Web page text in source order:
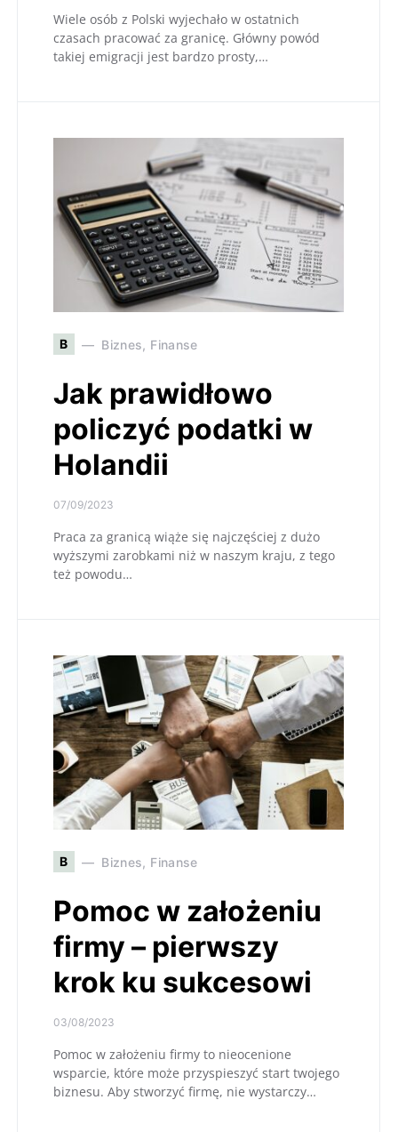
Wiele osób z Polski wyjechało w ostatnich
czasach pracować za granicę. Główny powód
takiej emigracji jest bardzo prosty,…
B Biznes, Finanse
Jak prawidłowo
policzyć podatki w
Holandii
07/09/2023
Praca za granicą wiąże się najczęściej z dużo
wyższymi zarobkami niż w naszym kraju, z tego
też powodu…
B Biznes, Finanse
Pomoc w założeniu
firmy – pierwszy
krok ku sukcesowi
03/08/2023
Pomoc w założeniu firmy to nieocenione
wsparcie, które może przyspieszyć start twojego
biznesu. Aby stworzyć firmę, nie wystarczy…